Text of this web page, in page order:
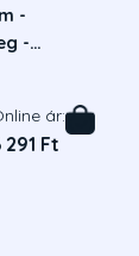
-
-
ár:
291 Ft